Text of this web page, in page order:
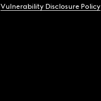
Vulnerability Disclosure Policy